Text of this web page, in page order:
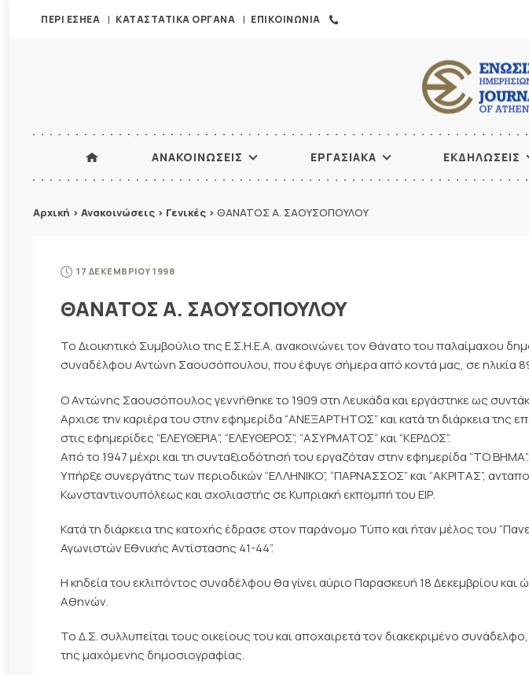
ΠΕΡΙ ΕΣΗΕΑ ΚΑΤΑΣΤΑΤΙΚΑ ΟΡΓΑΝΑ ΕΠΙΚΟΙΝΩΝΙΑ
ΑΝΑΚΟΙΝΩΣΕΙΣ ΕΡΓΑΣΙΑΚΑ ΕΚΔΗΛΩΣΕΙΣ
Αρχική > Ανακοινώσεις > Γενικές > ΘΑΝΑΤΟΣ Α. ΣΑΟΥΣΟΠΟΥΛΟΥ
17 ΔΕΚΕΜΒΡΙΟΥ 1998
ΘΑΝΑΤΟΣ Α. ΣΑΟΥΣΟΠΟΥΛΟΥ
Το Διοικητικό Συμβούλιο της Ε.Σ.Η.Ε.Α. ανακοινώνει τον θάνατο του παλαίμαχου
συναδέλφου Αντώνη Σαουσόπουλου, που έφυγε σήμερα από κοντά μας, σε ηλικία
Ο Αντώνης Σαουσόπουλος γεννήθηκε το 1909 στη Λευκάδα και εργάστηκε ως
Αρχισε την καριέρα του στην εφημερίδα “ΑΝΕΞΑΡΤΗΤΟΣ” και κατά τη διάρκεια της
στις εφημερίδες “ΕΛΕΥΘΕΡΙΑ”, “ΕΛΕΥΘΕΡΟΣ”, “ΑΣΥΡΜΑΤΟΣ” και “ΚΕΡΔΟΣ”.
Από το 1947 μέχρι και τη συνταξιοδότησή του εργαζόταν στην εφημερίδα “ΤΟ ΒΗΜΑ”.
Υπήρξε συνεργάτης των περιοδικών “ΕΛΛΗΝΙΚΟ”, “ΠΑΡΝΑΣΣΟΣ” και “ΑΚΡΙΤΑΣ”,
Κωνσταντινουπόλεως και σχολιαστής σε Κυπριακή εκπομπή του ΕΙΡ.
Κατά τη διάρκεια της κατοχής έδρασε στον παράνομο Τύπο και ήταν μέλος του
Αγωνιστών Εθνικής Αντίστασης 41-44”.
Η κηδεία του εκλιπόντος συναδέλφου θα γίνει αύριο Παρασκευή 18 Δεκεμβρίου
Αθηνών.
Το Δ.Σ. συλλυπείται τους οικείους του και αποχαιρετά τον διακεκριμένο
της μαχόμενης δημοσιογραφίας.